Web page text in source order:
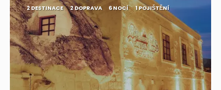
2 DESTINACE 2 DOPRAVA 6 NOCÍ 1 POJIŠTĚNÍ